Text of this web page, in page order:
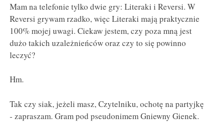
Mam na telefonie tylko dwie gry: Literaki i Reversi. W
Reversi grywam rzadko, więc Literaki mają praktycznie
100% mojej uwagi. Ciekaw jestem, czy poza mną jest
dużo takich uzależnieńców oraz czy to się powinno
leczyć?
Hm.
Tak czy siak, jeżeli masz, Czytelniku, ochotę na partyjkę
- zapraszam. Gram pod pseudonimem Gniewny Gienek.